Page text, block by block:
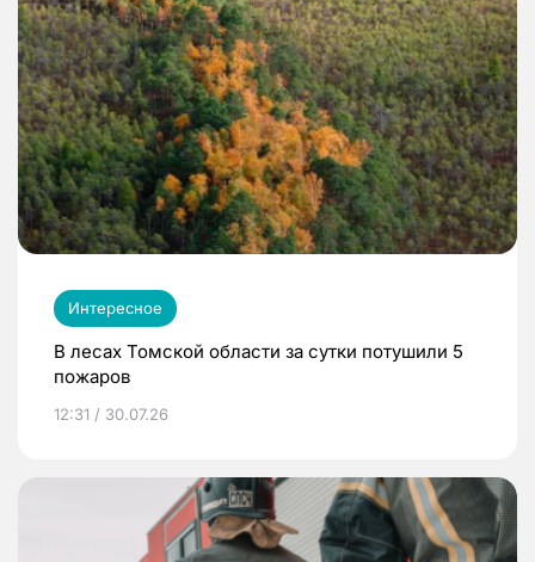
Интересное
В лесах Томской области за сутки потушили 5
пожаров
12:31 / 30.07.26